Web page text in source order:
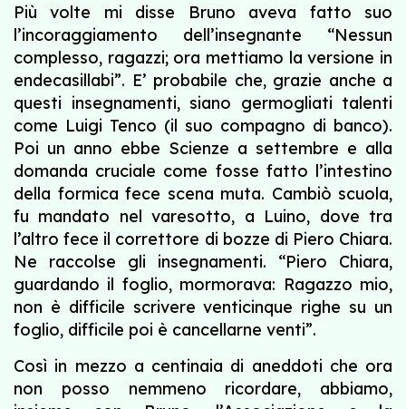
Più volte mi disse Bruno aveva fatto suo
l’incoraggiamento dell’insegnante “Nessun
complesso, ragazzi; ora mettiamo la versione in
endecasillabi”. E’ probabile che, grazie anche a
questi insegnamenti, siano germogliati talenti
come Luigi Tenco (il suo compagno di banco).
Poi un anno ebbe Scienze a settembre e alla
domanda cruciale come fosse fatto l’intestino
della formica fece scena muta. Cambiò scuola,
fu mandato nel varesotto, a Luino, dove tra
l’altro fece il correttore di bozze di Piero Chiara.
Ne raccolse gli insegnamenti. “Piero Chiara,
guardando il foglio, mormorava: Ragazzo mio,
non è difficile scrivere venticinque righe su un
foglio, difficile poi è cancellarne venti”.
Così in mezzo a centinaia di aneddoti che ora
non posso nemmeno ricordare, abbiamo,